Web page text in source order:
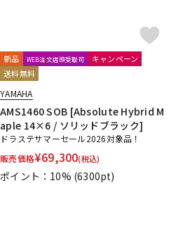
新品 WEB注文店頭受取可
キャンペーン
送料無料
YAMAHA
AMS1460 SOB [Absolute Hybrid M
aple 14×6 / ソリッドブラック]
ドラステサマーセール2026対象品！
販売価格¥69,300(税込)
ポイント：10% (6300pt)